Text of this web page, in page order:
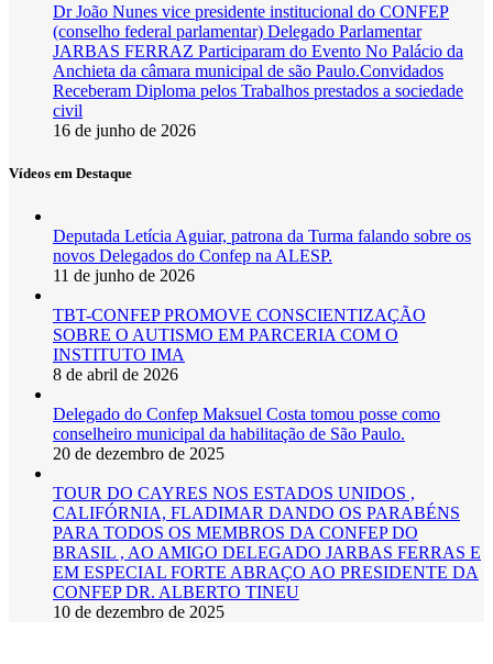
Dr João Nunes vice presidente institucional do CONFEP
(conselho federal parlamentar) Delegado Parlamentar
JARBAS FERRAZ Participaram do Evento No Palácio da
Anchieta da câmara municipal de são Paulo.Convidados
Receberam Diploma pelos Trabalhos prestados a sociedade
civil
16 de junho de 2026
Vídeos em Destaque
Deputada Letícia Aguiar, patrona da Turma falando sobre os
novos Delegados do Confep na ALESP.
11 de junho de 2026
TBT-CONFEP PROMOVE CONSCIENTIZAÇÃO
SOBRE O AUTISMO EM PARCERIA COM O
INSTITUTO IMA
8 de abril de 2026
Delegado do Confep Maksuel Costa tomou posse como
conselheiro municipal da habilitação de São Paulo.
20 de dezembro de 2025
TOUR DO CAYRES NOS ESTADOS UNIDOS ,
CALIFÓRNIA, FLADIMAR DANDO OS PARABÉNS
PARA TODOS OS MEMBROS DA CONFEP DO
BRASIL , AO AMIGO DELEGADO JARBAS FERRAS E
EM ESPECIAL FORTE ABRAÇO AO PRESIDENTE DA
CONFEP DR. ALBERTO TINEU
10 de dezembro de 2025